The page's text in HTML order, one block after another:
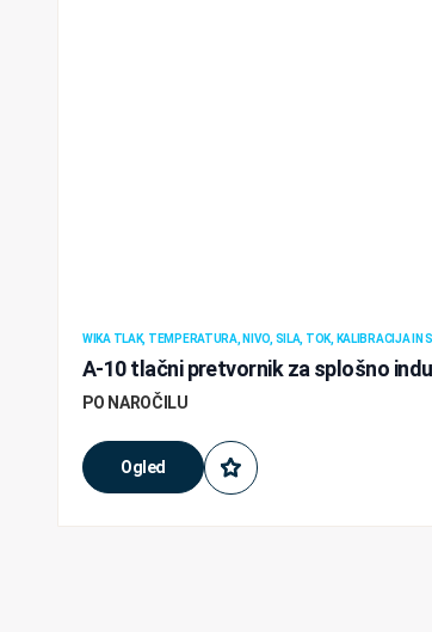
WIKA TLAK, TEMPERATURA, NIVO, SILA, TOK, KALIBRACIJA IN
A-10 tlačni pretvornik za splošno
Ogled
PO NAROČILU